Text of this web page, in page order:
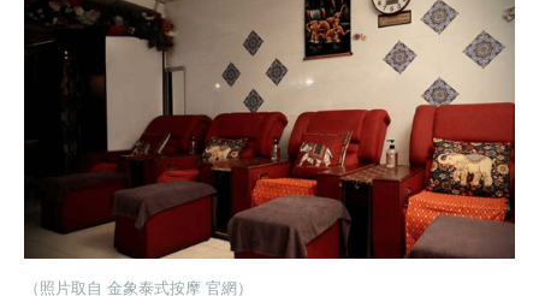
（照片取自 金象泰式按摩 官網）